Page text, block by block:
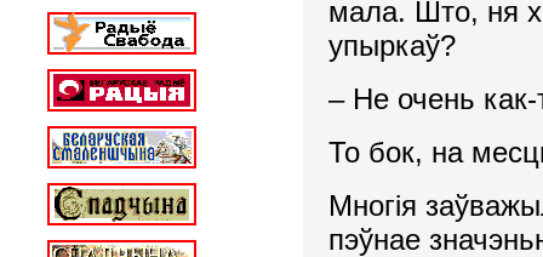
мала. Што, ня
упыркаў?
– Не очень
То бок, на
Многія
пэўнае